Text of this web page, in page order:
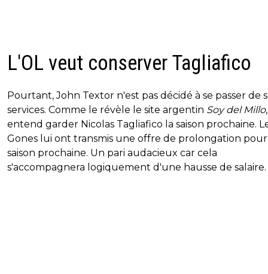
L'OL veut conserver Tagliafico
Pourtant, John Textor n'est pas décidé à se passer de
services. Comme le révèle le site argentin Soy del Millo
entend garder Nicolas Tagliafico la saison prochaine.
Gones lui ont transmis une offre de prolongation
saison prochaine. Un pari audacieux car cela
s'accompagnera logiquement d'une hausse de salaire.